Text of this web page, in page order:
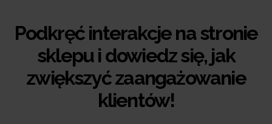
Podkręć interakcje na stronie
sklepu i dowiedz się, jak
zwiększyć zaangażowanie
klientów!